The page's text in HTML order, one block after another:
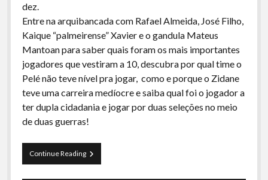
dez.
Entre na arquibancada com Rafael Almeida, José Filho,
Kaique “palmeirense” Xavier e o gandula Mateus
Mantoan para saber quais foram os mais importantes
jogadores que vestiram a 10, descubra por qual time o
Pelé não teve nível pra jogar, como e porque o Zidane
teve uma carreira medíocre e saiba qual foi o jogador a
ter dupla cidadania e jogar por duas seleções no meio
de duas guerras!
Continue ReadingCurva
de